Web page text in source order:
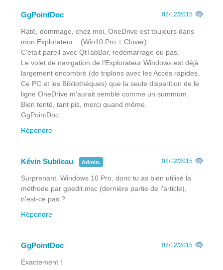
GgPointDoc 02/12/2015
Raté, dommage, chez moi, OneDrive est toujours dans
mon Explorateur... (Win10 Pro + Clover).
C'était pareil avec QtTabBar, redémarrage ou pas.
Le volet de navigation de l'Explorateur Windows est déjà
largement encombré (de triplons avec les Accès rapides,
Ce PC et les Bibliothèques) que la seule disparition de le
ligne OneDrive m'aurait semblé comme un summum.
Bien tenté, tant pis, merci quand même.
GgPointDoc
Répondre
Kévin Subileau Admin. 02/12/2015
Surprenant. Windows 10 Pro, donc tu as bien utilisé la
méthode par gpedit.msc (dernière partie de l'article),
n'est-ce pas ?
Répondre
GgPointDoc 02/12/2015
Exactement !